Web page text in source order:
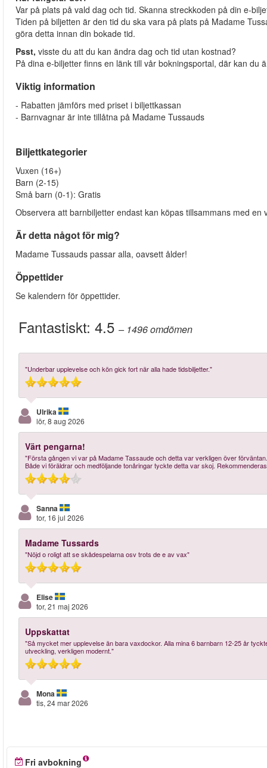
Var på plats på vald dag och tid. Skanna streckkoden på din e-
Tiden på biljetten är den tid du ska vara på plats på Madame
göra detta innan din bokade tid.
Psst, visste du att du kan ändra dag och tid utan kostnad?
På dina e-biljetter finns en länk till vår bokningsportal, där kan du
Viktig information
- Rabatten jämförs med priset i biljettkassan
- Barnvagnar är inte tillåtna på Madame Tussauds
Biljettkategorier
Vuxen (16+)
Barn (2-15)
Små barn (0-1): Gratis
Observera att barnbiljetter endast kan köpas tillsammans med en
Är detta något för mig?
Madame Tussauds passar alla, oavsett ålder!
Öppettider
Se kalendern för öppettider.
Fantastiskt: 4.5 – 1496omdömen
"Underbar upplevelse och kön gick fort när alla hade tidsbiljetter."
Ulrika
lör, 8 aug 2026
Värt pengarna!
"Första gången vi var på Madame Tassaude och detta var verkligen över
Både vi föräldrar och medföljande tonåringar tyckte detta var skoj.
Sanna
tor, 16 jul 2026
Madame Tussards
"Nöjd o roligt att se skådespelarna osv trots de e av vax"
Elise
tor, 21 maj 2026
Uppskattat
"Så mycket mer upplevelse än bara vaxdockor. Alla mina 6 barnbarn 12-25 år
utveckling, verkligen modernt."
Mona
tis, 24 mar 2026
Fri avbokning